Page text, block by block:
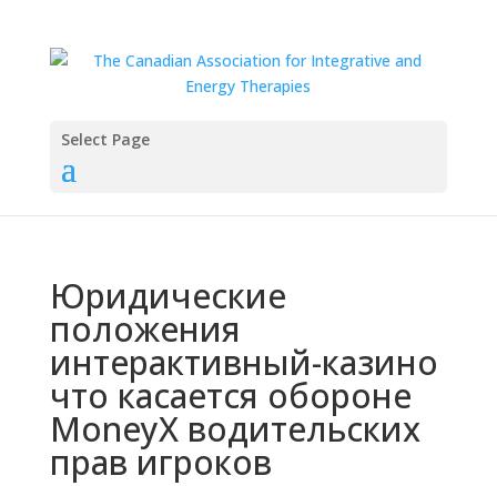
Select Page
Юридические
положения
интерактивный-казино
что касается обороне
MoneyX водительских
прав игроков